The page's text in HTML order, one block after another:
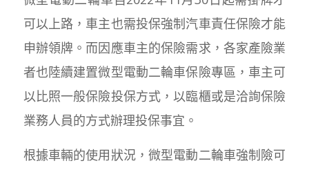
可以上路，車主也需投保強制汽車責任保險才能
申辦領牌。而因應車主的保險需求，各家產險業
者也陸續建置微型電動二輪車保險專區，車主可
以比照一般保險投保方式，以臨櫃或是洽詢保險
業務人員的方式辦理投保事宜。
根據車輛的使用狀況，微型電動二輪車強制險可